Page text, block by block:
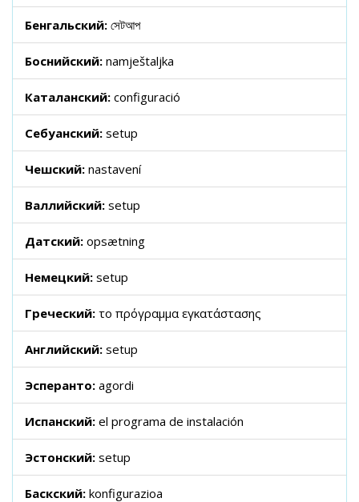
Бенгальский: সেটআপ
Боснийский: namještaljka
Каталанский: configuració
Себуанский: setup
Чешский: nastavení
Валлийский: setup
Датский: opsætning
Немецкий: setup
Греческий: το πρόγραμμα εγκατάστασης
Английский: setup
Эсперанто: agordi
Испанский: el programa de instalación
Эстонский: setup
Баскский: konfigurazioa